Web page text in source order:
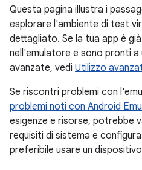
Questa pagina illustra i
esplorare l'ambiente di test
dettagliato. Se la tua app è
nell'emulatore e sono pronti a
avanzate, vedi Utilizzo
Se riscontri problemi con
problemi noti con Android
esigenze e risorse, potrebbe
requisiti di sistema e
preferibile usare un